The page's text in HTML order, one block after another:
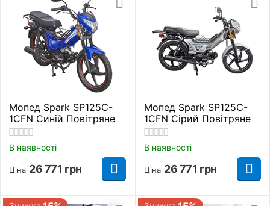
Мопед Spark SP125C-
1CFN Синій Повітряне
В наявності
Ціна 26 771 грн
Мопед Spark SP125C-
1CFN Сірий Повітряне
В наявності
Ціна 26 771 грн